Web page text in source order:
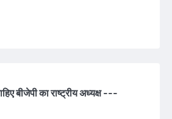
बीजेपी का राष्ट्रीय अध्यक्ष ---